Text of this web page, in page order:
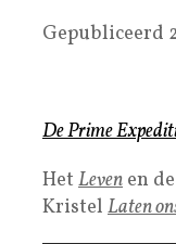
Gepubliceerd
De Prime
Het Leven en de
Kristel Laten